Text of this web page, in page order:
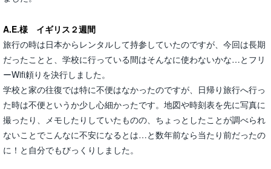
A.E.様 イギリス２週間
​旅行の時は日本からレンタルして持参していたのですが、今回は長期
だったことと​、​学校に行っている間はそんなに使わないかな…とフリ
ーWifi頼りを決行し​ました。​
学校と家の往復では特に不便はなかったのですが、日帰り旅行へ行っ
た時は不便というか少し心細かったです。地図や時刻表を先に写真に
撮ったり、メモしたりしていたものの、ちょっとしたことが調べられ
ないことでこんなに不安になるとは…と数年前なら当たり前だったの
に！と自分でもびっくりしました。